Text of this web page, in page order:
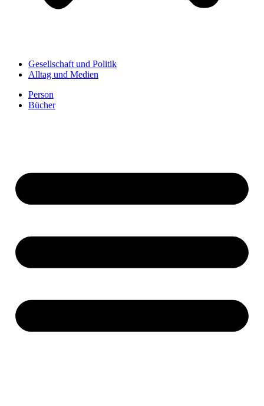
Gesellschaft und Politik
Alltag und Medien
Person
Bücher